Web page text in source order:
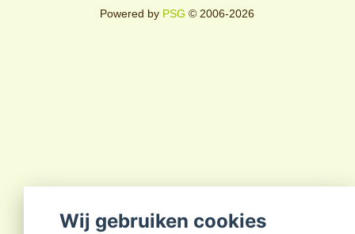
Powered by PSG © 2006-2026
Wij gebruiken cookies